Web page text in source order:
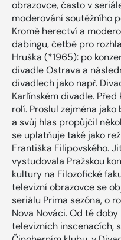
obrazovce, často v
moderování soutěžního
Kromě herectví a
dabingu, četbě pro
Hruška (*1965): po
divadle Ostrava a
divadlech jako např.
Karlínském divadle.
rolí. Proslul zejména
a svůj hlas propůjčil
se uplatňuje také jako
Františka Filipovského.
vystudovala Pražskou
kultury na Filozofické
televizní obrazovce se
seriálu Prima sezóna, o
Nova Nováci. Od té
televizních inscenacích,